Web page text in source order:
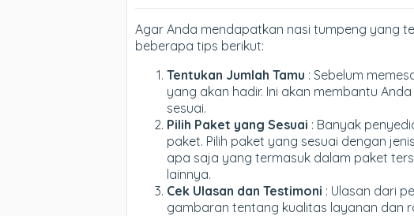
Agar Anda mendapatkan nasi tumpeng yang
beberapa tips berikut:
Tentukan Jumlah Tamu : Sebelum
yang akan hadir. Ini akan membantu
sesuai.
Pilih Paket yang Sesuai : Banyak
paket. Pilih paket yang sesuai dengan
apa saja yang termasuk dalam paket
lainnya.
Cek Ulasan dan Testimoni : Ulasan dari
gambaran tentang kualitas layanan dan